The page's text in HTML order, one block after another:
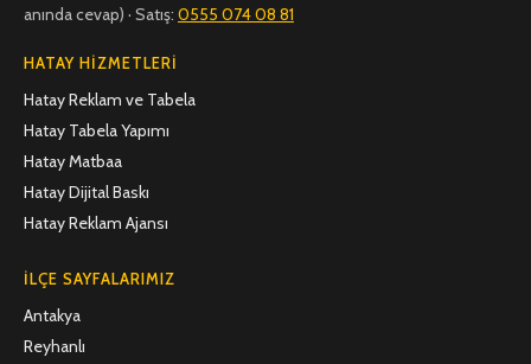
anında cevap) · Satış: 0555 074 08 81
HATAY HIZMETLERI
Hatay Reklam ve Tabela
Hatay Tabela Yapımı
Hatay Matbaa
Hatay Dijital Baskı
Hatay Reklam Ajansı
İLÇE SAYFALARIMIZ
Antakya
Reyhanlı